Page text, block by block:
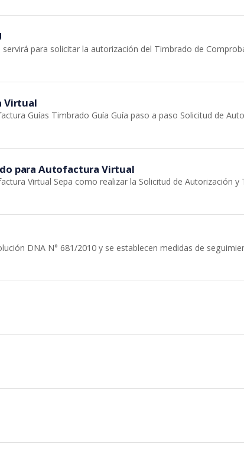
para solicitar la autorización del Timbrado de
Virtual
Guías Timbrado Guía Guía paso a paso Solicitud de
para Autofactura Virtual
Virtual Sepa como realizar la Solicitud de Autorización y
DNA N° 681/2010 y se establecen medidas de